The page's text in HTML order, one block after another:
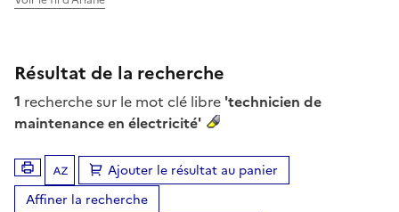
Résultat de la recherche
1 recherche sur le mot clé libre 'technicien de
maintenance en électricité'
Tris disponibles (Ouverture d'une modale)
Ajouter le résultat au panier
Affiner la recherche